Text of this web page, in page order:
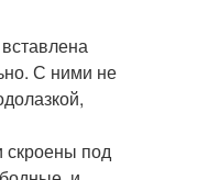
С ними не
скроены под